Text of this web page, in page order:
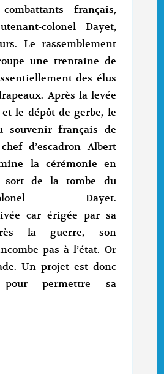
français,
colonel Dayet,
Le rassemblement
une trentaine de
des élus
Après la levée
le dépôt de gerbe, le
souvenir français de
d’escadron Albert
la cérémonie en
sort de la tombe du
colonel Dayet.
car érigée par sa
la guerre, son
pas à l’état. Or
Un projet est donc
permettre sa